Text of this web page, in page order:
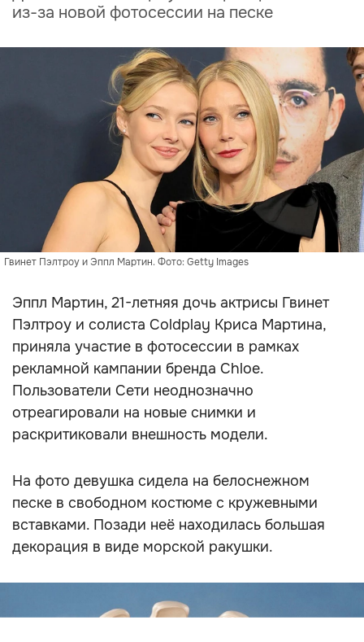
из-за новой фотосессии на песке
Гвинет Пэлтроу и Эппл Мартин. Фото: Getty Images
Эппл Мартин, 21-летняя дочь актрисы Гвинет
Пэлтроу и солиста Coldplay Криса Мартина,
приняла участие в фотосессии в рамках
рекламной кампании бренда Chloe.
Пользователи Сети неоднозначно
отреагировали на новые снимки и
раскритиковали внешность модели.
На фото девушка сидела на белоснежном
песке в свободном костюме с кружевными
вставками. Позади неё находилась большая
декорация в виде морской ракушки.